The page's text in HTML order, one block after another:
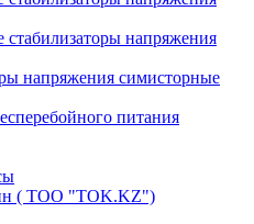
стабилизаторы напряжения
напряжения симисторные
питания
( ТОО "TOK.KZ")